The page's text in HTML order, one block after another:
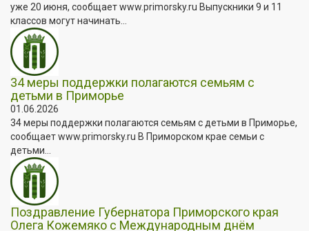
уже 20 июня, сообщает www.primorsky.ru Выпускники 9 и 11
классов могут начинать...
34 меры поддержки полагаются семьям с
детьми в Приморье
01.06.2026
34 меры поддержки полагаются семьям с детьми в Приморье,
сообщает www.primorsky.ru В Приморском крае семьи с
детьми...
Поздравление Губернатора Приморского края
Олега Кожемяко с Международным днём